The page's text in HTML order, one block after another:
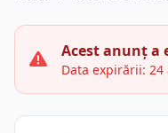
Acest anunț a
Data expirării: 24